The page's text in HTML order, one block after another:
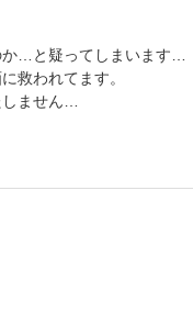
…と疑ってしまいます…
救われてます。
ません…